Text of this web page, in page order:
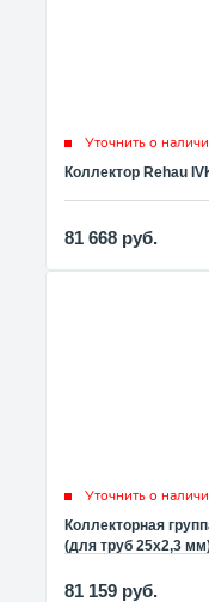
Уточнить о
Коллектор Rehau
81 668 руб.
Уточнить о
Коллекторная
(для труб 25x2,3
81 159 руб.